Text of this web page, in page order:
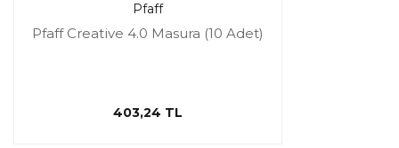
Pfaff
Pfaff Creative 4.0 Masura (10 Adet)
403,24 TL